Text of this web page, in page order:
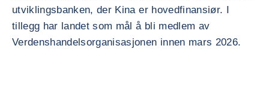
utviklingsbanken, der Kina er hovedfinansiør. I
tillegg har landet som mål å bli medlem av
Verdenshandelsorganisasjonen innen mars 2026.